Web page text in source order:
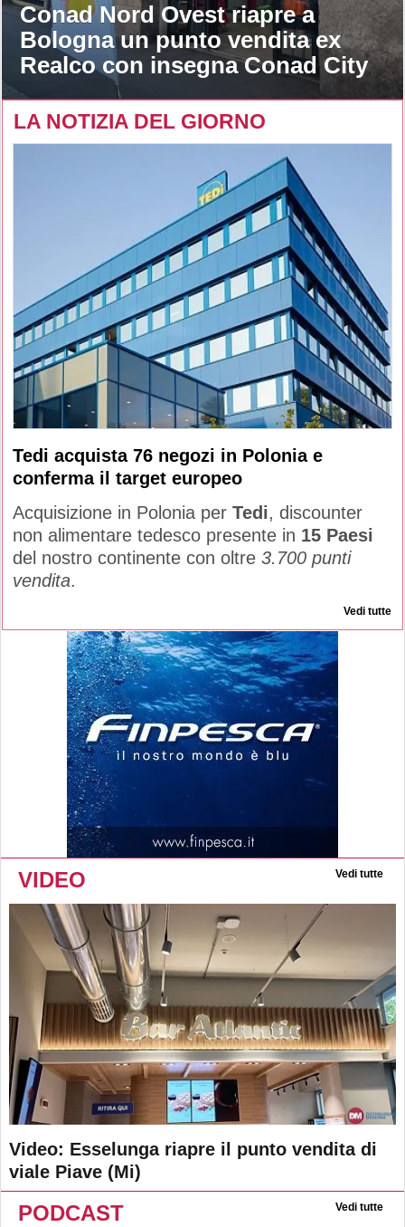
Conad Nord Ovest riapre a
Bologna un punto vendita ex
Realco con insegna Conad City
LA NOTIZIA DEL GIORNO
Tedi acquista 76 negozi in Polonia e
conferma il target europeo
Acquisizione in Polonia per Tedi, discounter
non alimentare tedesco presente in 15 Paesi
del nostro continente con oltre 3.700 punti
vendita.
Vedi tutte
VIDEO Vedi tutte
Video: Esselunga riapre il punto vendita di
viale Piave (Mi)
PODCAST Vedi tutte